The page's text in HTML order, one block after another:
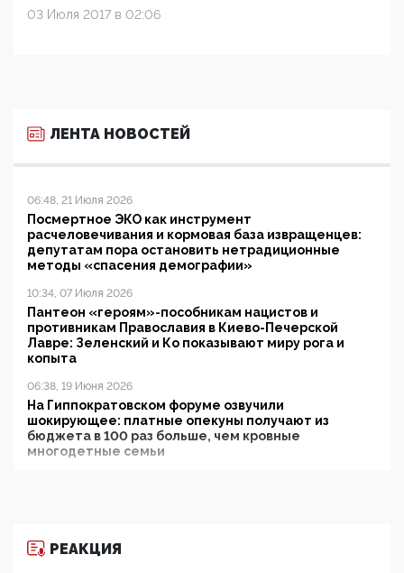
03 Июля 2017 в 02:06
ЛЕНТА НОВОСТЕЙ
06:48, 21 Июля 2026
Посмертное ЭКО как инструмент
расчеловечивания и кормовая база извращенцев:
депутатам пора остановить нетрадиционные
методы «спасения демографии»
10:34, 07 Июля 2026
Пантеон «героям»-пособникам нацистов и
противникам Православия в Киево-Печерской
Лавре: Зеленский и Ко показывают миру рога и
копыта
06:38, 19 Июня 2026
На Гиппократовском форуме озвучили
шокирующее: платные опекуны получают из
бюджета в 100 раз больше, чем кровные
многодетные семьи
11:53, 09 Июня 2026
РЕАКЦИЯ